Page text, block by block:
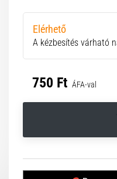
Elérhető
A kézbesítés várható
750 Ft ÁFA-val